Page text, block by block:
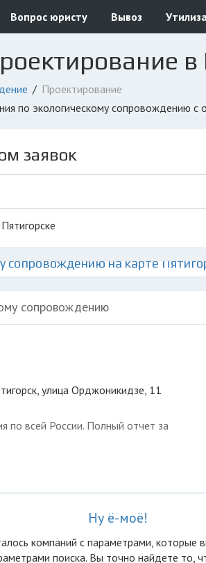
Вопрос юристу Вывоз
в
Проектирование
по экологическому сопровождению
заявок
сопровождению на карте
сопровождению
улица Орджоникидзе, 11
по всей России. Полный отчет за
Ну ё-моё!
компаний с параметрами, которые
поиска. Вы точно найдете то,